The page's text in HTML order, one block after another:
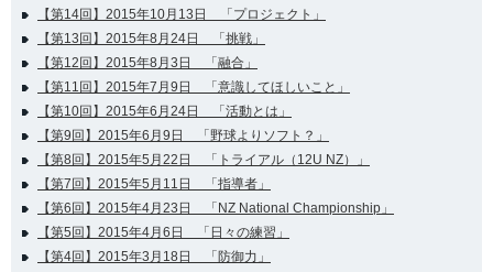
【第14回】2015年10月13日 「プロジェクト」
【第13回】2015年8月24日 「挑戦」
【第12回】2015年8月3日 「融合」
【第11回】2015年7月9日 「意識してほしいこと」
【第10回】2015年6月24日 「活動とは」
【第9回】2015年6月9日 「野球よりソフト？」
【第8回】2015年5月22日 「トライアル（12U NZ）」
【第7回】2015年5月11日 「指導者」
【第6回】2015年4月23日 「NZ National Championship」
【第5回】2015年4月6日 「日々の練習」
【第4回】2015年3月18日 「防御力」